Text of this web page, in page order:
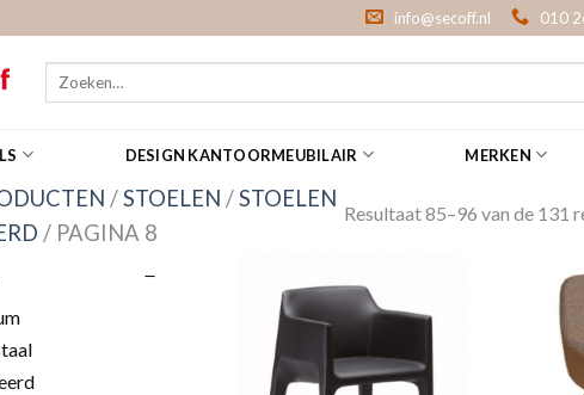
info@secoff.nl 010
Zoeken
DESIGN KANTOORMEUBILAIR MERKEN
/STOELEN /STOELEN
/ PAGINA 8
Resultaat 85–96 van de 131